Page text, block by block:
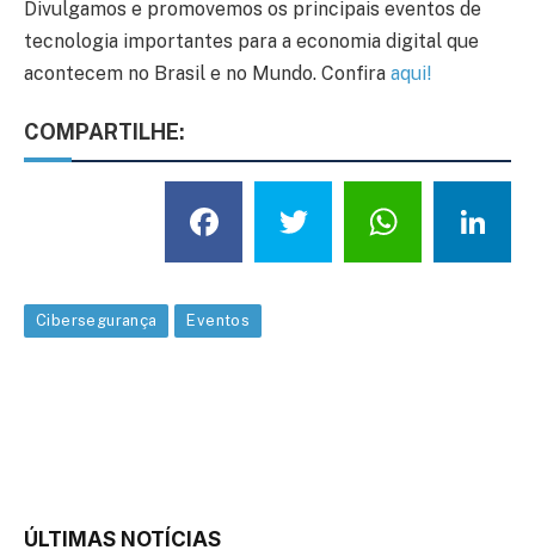
Divulgamos e promovemos os principais eventos de
tecnologia importantes para a economia digital que
acontecem no Brasil e no Mundo. Confira aqui!
COMPARTILHE:
Facebook
Twitter
Cibersegurança Eventos
ÚLTIMAS NOTÍCIAS